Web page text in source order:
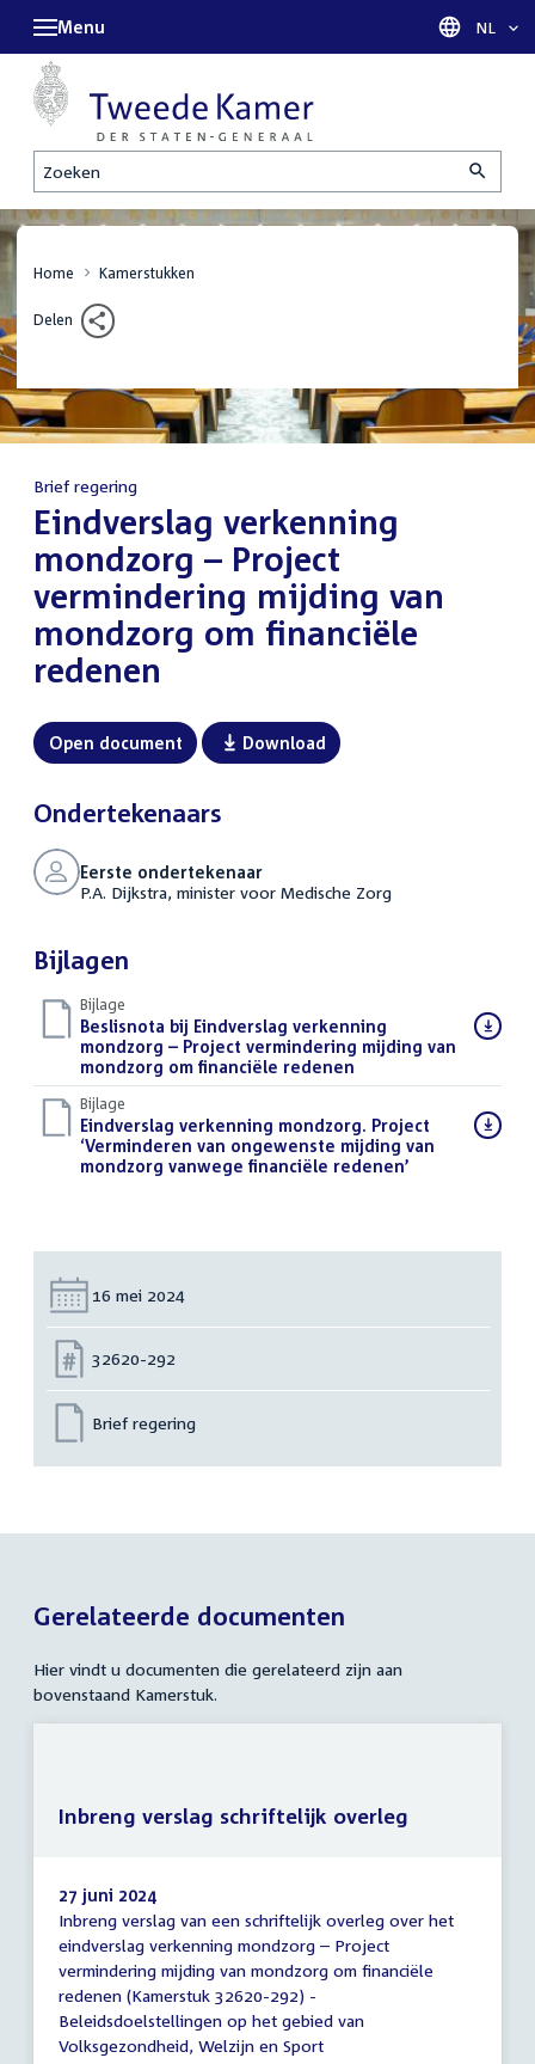
Zoeken
Menu Taal
NL
Home Kamerstukken
Delen
Brief regering
:Eindverslag verkenning
mondzorg – Project
vermindering mijding van
mondzorg om financiële
redenen
Open document Download
Ondertekenaars
Eerste ondertekenaar
P.A. Dijkstra, minister voor Medische Zorg
Bijlagen
Bijlage
Download
bestand:
Beslisnota bij Eindverslag verkenning
mondzorg – Project vermindering mijding van
mondzorg om financiële redenen
Bijlage
Download
bestand:
Eindverslag verkenning mondzorg. Project
‘Verminderen van ongewenste mijding van
mondzorg vanwege financiële redenen’
Datum:
16 mei 2024
Nummer:
32620-292
Brief regering
Gerelateerde documenten
Hier vindt u documenten die gerelateerd zijn aan
bovenstaand Kamerstuk.
Inbreng
verslag
schriftelijk
overleg
27 juni 2024
Inbreng verslag van een schriftelijk overleg over het
eindverslag verkenning mondzorg – Project
vermindering mijding van mondzorg om financiële
redenen (Kamerstuk 32620-292) -
Beleidsdoelstellingen op het gebied van
Volksgezondheid, Welzijn en Sport
Inbreng verslag schriftelijk overleg